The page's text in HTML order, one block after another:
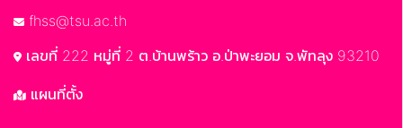
fhss@tsu.ac.th
เลขที่ 222 หมู่ที่ 2 ต.บ้านพร้าว อ.ป่าพะยอม จ.พัทลุง 93210
แผนที่ตั้ง